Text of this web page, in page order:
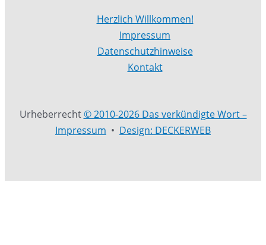
Herzlich Willkommen!
Impressum
Datenschutzhinweise
Kontakt
Urheberrecht© 2010-2026 Das verkündigte Wort –
Impressum • Design: DECKERWEB